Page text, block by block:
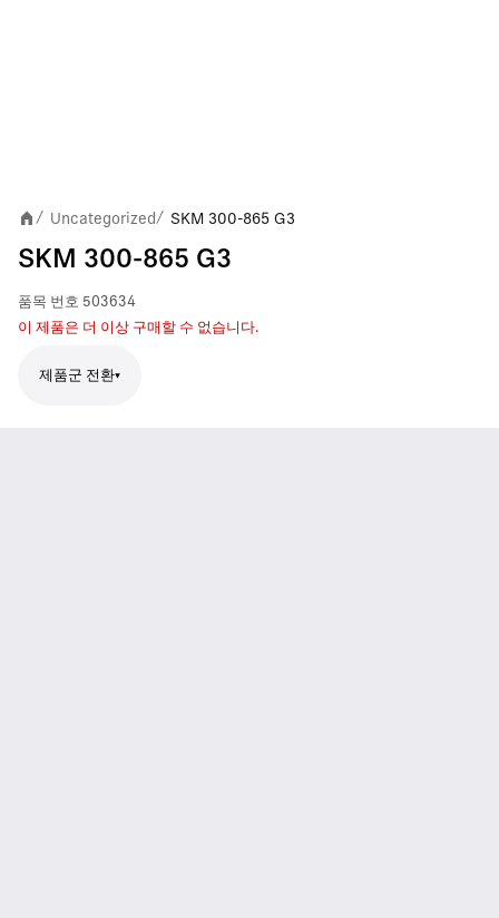
/ Uncategorized / SKM 300-865 G3
SKM 300-865 G3
품목 번호 503634
이 제품은 더 이상 구매할 수 없습니다.
제품군 전환